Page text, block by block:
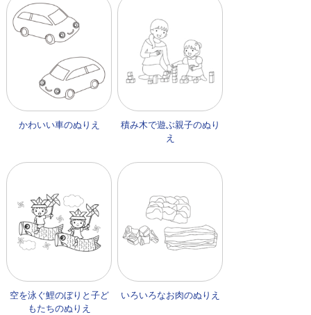
かわいい車のぬりえ
積み木で遊ぶ親子のぬり
え
空を泳ぐ鯉のぼりと子ど
もたちのぬりえ
いろいろなお肉のぬりえ